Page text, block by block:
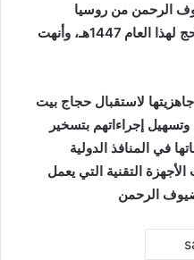
الرحمن من روسيا
الاتحادية القادمين لأداء فريضة الحج لهذا العام 1447هـ، وأنهت
لاستقبال حجاج بيت
إجراءاتهم بتسخير
في المنافذ الدولية
الأجهزة التقنية التي يعمل
ضيوف الرحمن